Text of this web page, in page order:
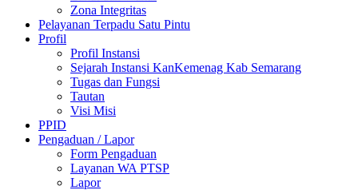
Zona Integritas
Pelayanan Terpadu Satu Pintu
Profil
Profil Instansi
Sejarah Instansi KanKemenag Kab Semarang
Tugas dan Fungsi
Tautan
Visi Misi
PPID
Pengaduan / Lapor
Form Pengaduan
Layanan WA PTSP
Lapor